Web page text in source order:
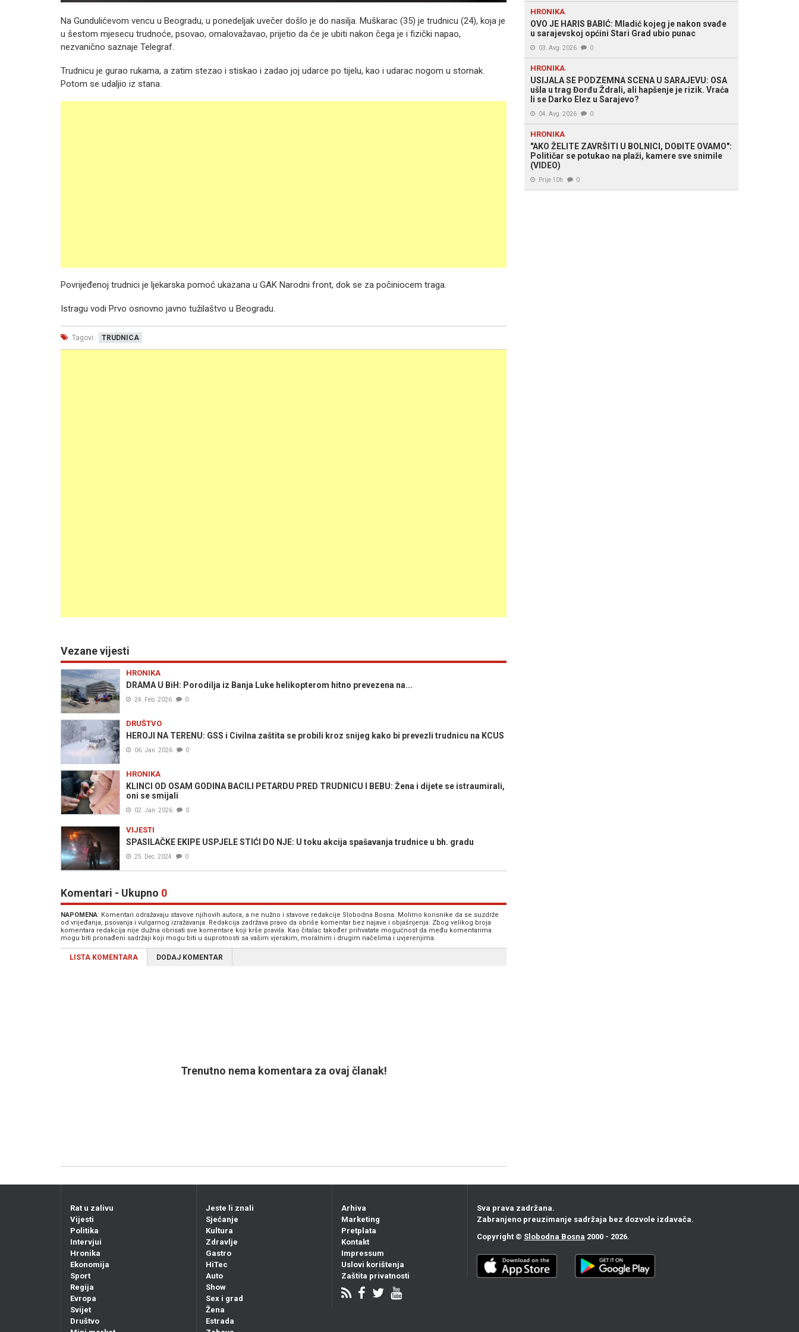
Na Gundulićevom vencu u Beogradu, u ponedeljak uvečer došlo je do nasilja. Muškarac (35) je trudnicu (24), koja je
u šestom mjesecu trudnoće, psovao, omalovažavao, prijetio da će je ubiti nakon čega je i fizički napao,
nezvanično saznaje Telegraf.
Trudnicu je gurao rukama, a zatim stezao i stiskao i zadao joj udarce po tijelu, kao i udarac nogom u stomak.
Potom se udaljio iz stana.
Povrijeđenoj trudnici je ljekarska pomoć ukazana u GAK Narodni front, dok se za počiniocem traga.
Istragu vodi Prvo osnovno javno tužilaštvo u Beogradu.
Tagovi: TRUDNICA
Vezane vijesti
HRONIKA
DRAMA U BiH: Porodilja iz Banja Luke helikopterom hitno prevezena na...
24. Feb. 2026 0
DRUŠTVO
HEROJI NA TERENU: GSS i Civilna zaštita se probili kroz snijeg kako bi prevezli trudnicu na KCUS
06. Jan. 2026 0
HRONIKA
KLINCI OD OSAM GODINA BACILI PETARDU PRED TRUDNICU I BEBU: Žena i dijete se istraumirali,
oni se smijali
02. Jan. 2026 0
VIJESTI
SPASILAČKE EKIPE USPJELE STIĆI DO NJE: U toku akcija spašavanja trudnice u bh. gradu
25. Dec. 2024 0
Komentari - Ukupno 0
NAPOMENA: Komentari odražavaju stavove njihovih autora, a ne nužno i stavove redakcije Slobodna Bosna. Molimo korisnike da se suzdrže
od vrijeđanja, psovanja i vulgarnog izražavanja. Redakcija zadržava pravo da obriše komentar bez najave i objašnjenja. Zbog velikog broja
komentara redakcija nije dužna obrisati sve komentare koji krše pravila. Kao čitalac također prihvatate mogućnost da među komentarima
mogu biti pronađeni sadržaji koji mogu biti u suprotnosti sa vašim vjerskim, moralnim i drugim načelima i uvjerenjima.
LISTA KOMENTARA DODAJ KOMENTAR
Trenutno nema komentara za ovaj članak!
HRONIKA
OVO JE HARIS BABIĆ: Mladić kojeg je nakon svađe
u sarajevskoj općini Stari Grad ubio punac
03. Avg. 2026 0
HRONIKA
USIJALA SE PODZEMNA SCENA U SARAJEVU: OSA
ušla u trag Đorđu Ždrali, ali hapšenje je rizik. Vraća
li se Darko Elez u Sarajevo?
04. Avg. 2026 0
HRONIKA
"AKO ŽELITE ZAVRŠITI U BOLNICI, DOĐITE OVAMO":
Političar se potukao na plaži, kamere sve snimile
(VIDEO)
Prije 10h 0
Rat u zalivu
Vijesti
Politika
Intervjui
Hronika
Ekonomija
Sport
Regija
Evropa
Svijet
Društvo
Jeste li znali
Sjećanje
Kultura
Zdravlje
Gastro
HiTec
Auto
Show
Sex i grad
Žena
Estrada
Arhiva
Marketing
Pretplata
Kontakt
Impressum
Uslovi korištenja
Zaštita privatnosti
Sva prava zadržana.
Zabranjeno preuzimanje sadržaja bez dozvole izdavača.
Copyright © Slobodna Bosna 2000 - 2026.